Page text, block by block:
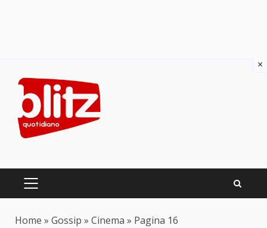
content
PRIMARY
Home » Gossip » Cinema » Pagina 16
×